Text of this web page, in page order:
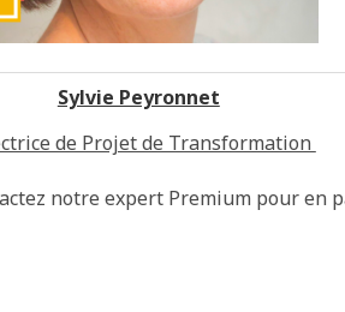
Sylvie Peyronnet
de Projet de Transformation
notre expert Premium pour en